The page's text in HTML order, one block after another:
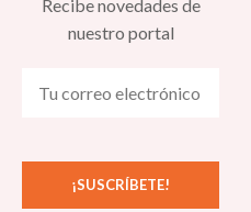
Recibe novedades de
nuestro portal